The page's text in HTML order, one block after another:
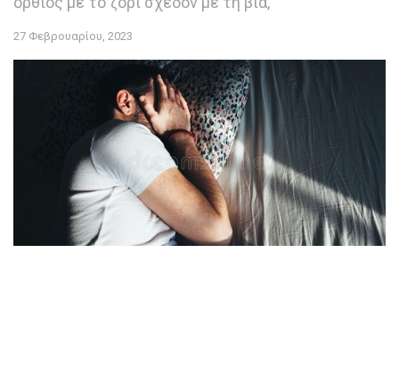
27 Φεβρουαρίου, 2023